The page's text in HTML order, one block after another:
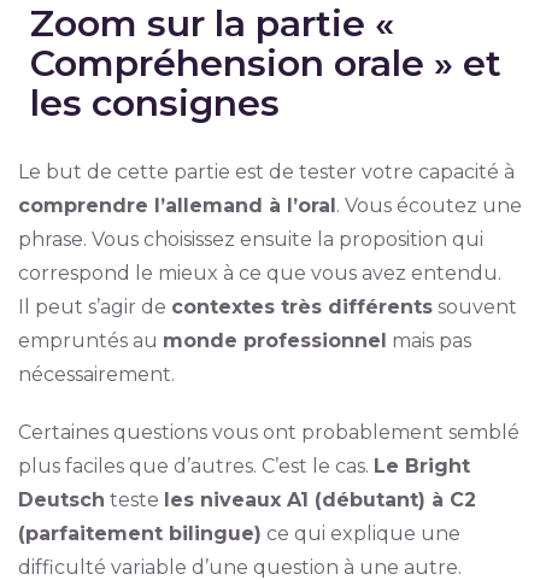
Zoom sur la partie «
Compréhension orale » et
les consignes
Le but de cette partie est de tester votre capacité à
comprendre l’allemand à l’oral. Vous écoutez une
phrase. Vous choisissez ensuite la proposition qui
correspond le mieux à ce que vous avez entendu.
Il peut s’agir de contextes très différentssouvent
empruntés au monde professionnel mais pas
nécessairement.
Certaines questions vous ont probablement semblé
plus faciles que d’autres. C’est le cas. Le Bright
Deutsch teste les niveaux A1 (débutant) à C2
(parfaitement bilingue) ce qui explique une
difficulté variable d’une question à une autre.